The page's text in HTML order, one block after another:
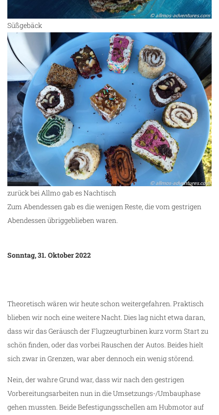
Süßgebäck
zurück bei Allmo gab es Nachtisch
Zum Abendessen gab es die wenigen Reste, die vom gestrigen
Abendessen übriggeblieben waren.
Sonntag, 31. Oktober 2022
Theoretisch wären wir heute schon weitergefahren. Praktisch
blieben wir noch eine weitere Nacht. Dies lag nicht etwa daran,
dass wir das Geräusch der Flugzeugturbinen kurz vorm Start zu
schön finden, oder das vorbei Rauschen der Autos. Beides hielt
sich zwar in Grenzen, war aber dennoch ein wenig störend.
Nein, der wahre Grund war, dass wir nach den gestrigen
Vorbereitungsarbeiten nun in die Umsetzungs-/Umbauphase
gehen mussten. Beide Befestigungsschellen am Hubmotor auf